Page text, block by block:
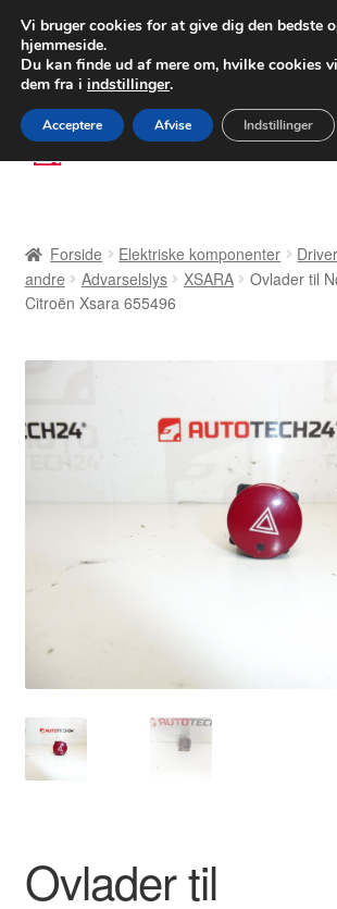
LEVERING fra 55
FEDEX verdensomspændende
80 82 72 02
Spring
til
Spring
til
Betalinger
Klageprocedure
Om os
Forside Elektriske komponenter
andre
Advarselslys XSARA
Ovlader til
Citroën Xsara 655496
Ovlader til
Vi bruger cookies for at give dig den bedste
hjemmeside.
Du kan finde ud af mere om, hvilke cookies
dem fra i indstillinger.
Acceptere Afvise Indstillinger